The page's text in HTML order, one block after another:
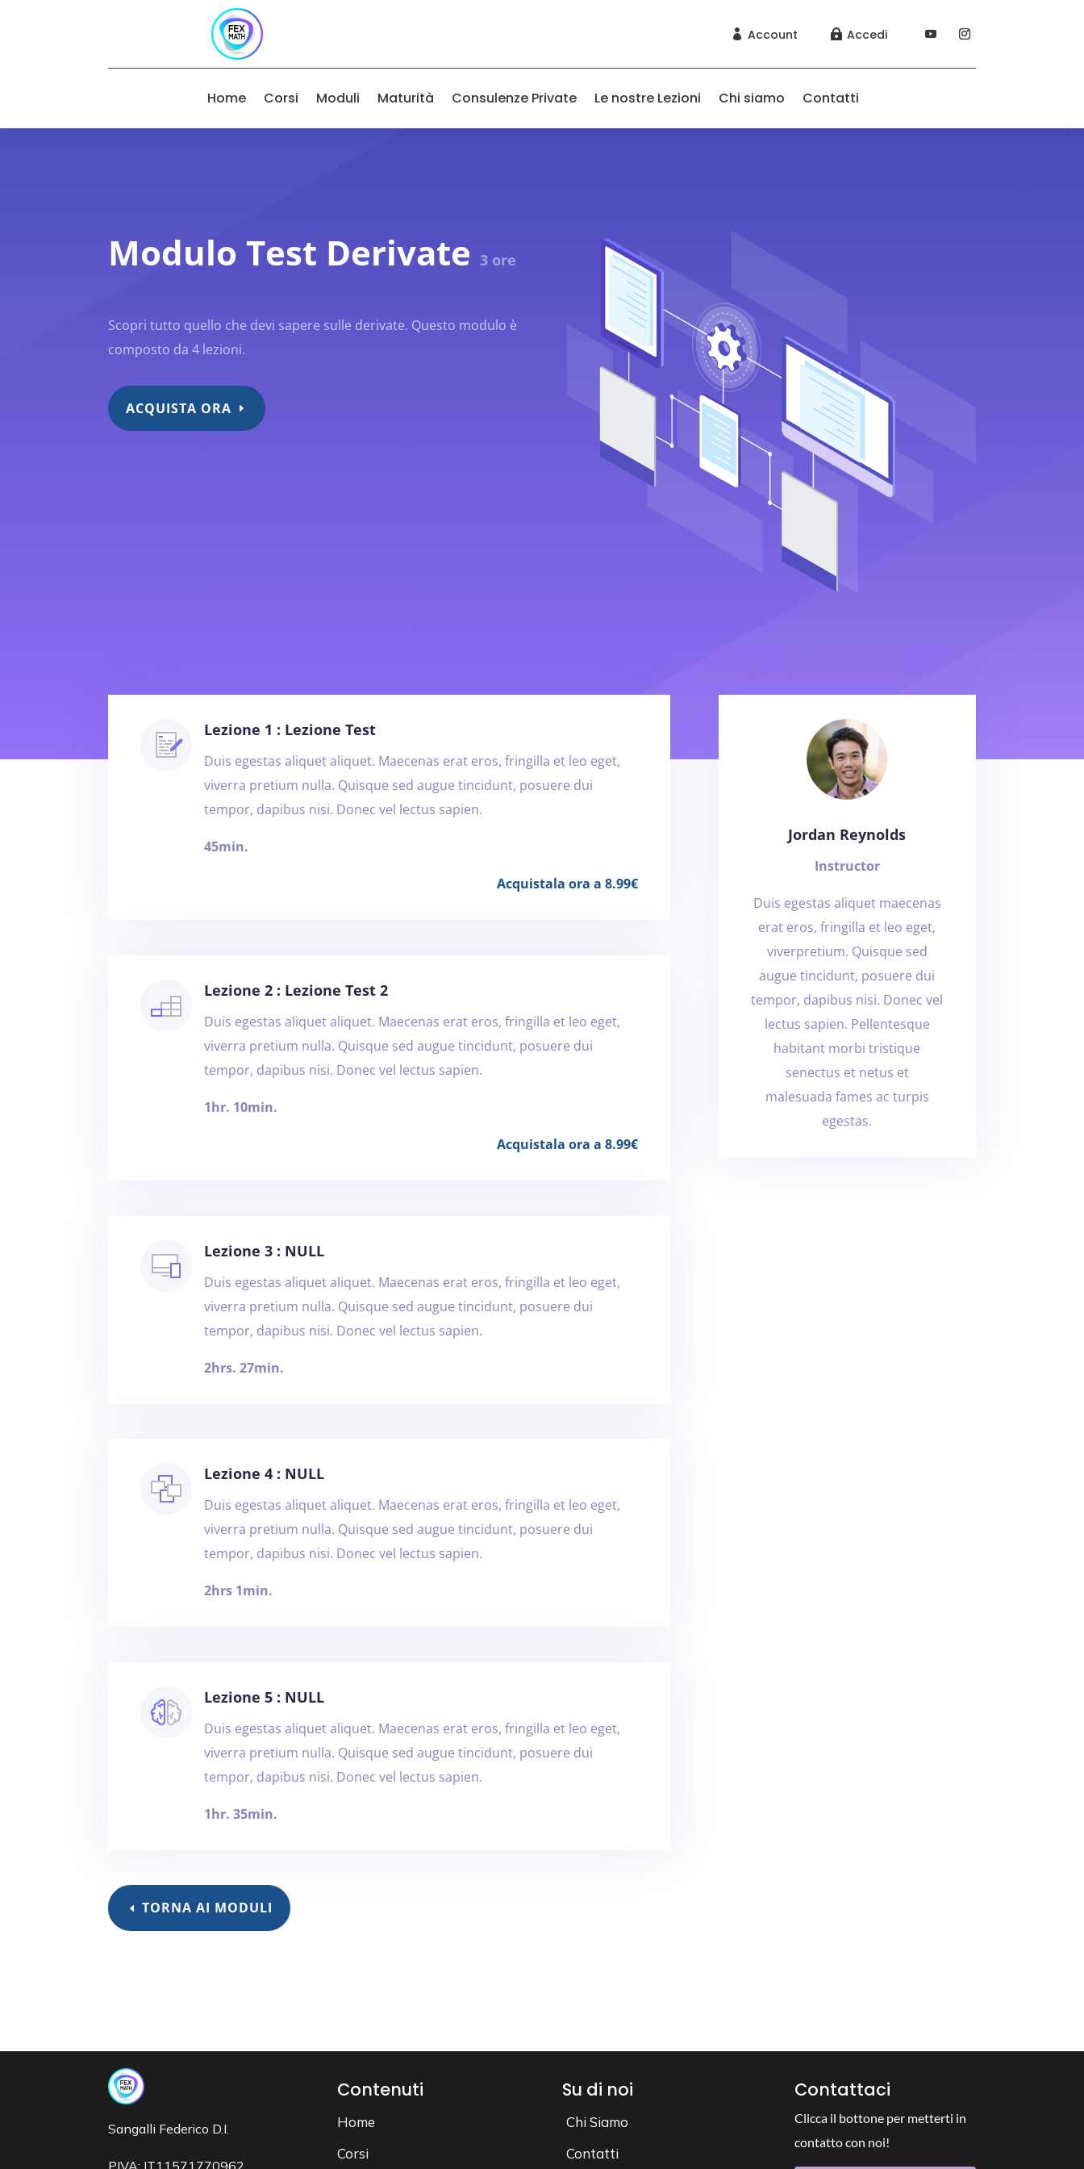
 Account  Accedi
Home Corsi Moduli Maturità Consulenze Private Le nostre Lezioni Chi siamo Contatti
Modulo Test Derivate3 ore
Scopri tutto quello che devi sapere sulle derivate. Questo modulo è
composto da 4 lezioni.
ACQUISTA ORA
Lezione 1 : Lezione Test
Duis egestas aliquet aliquet. Maecenas erat eros, fringilla et leo eget,
viverra pretium nulla. Quisque sed augue tincidunt, posuere dui
tempor, dapibus nisi. Donec vel lectus sapien.
45min.
Acquistala ora a 8.99€
Lezione 2 : Lezione Test 2
Duis egestas aliquet aliquet. Maecenas erat eros, fringilla et leo eget,
viverra pretium nulla. Quisque sed augue tincidunt, posuere dui
tempor, dapibus nisi. Donec vel lectus sapien.
1hr. 10min.
Acquistala ora a 8.99€
Lezione 3 : NULL
Duis egestas aliquet aliquet. Maecenas erat eros, fringilla et leo eget,
viverra pretium nulla. Quisque sed augue tincidunt, posuere dui
tempor, dapibus nisi. Donec vel lectus sapien.
2hrs. 27min.
Lezione 4 : NULL
Duis egestas aliquet aliquet. Maecenas erat eros, fringilla et leo eget,
viverra pretium nulla. Quisque sed augue tincidunt, posuere dui
tempor, dapibus nisi. Donec vel lectus sapien.
2hrs 1min.
Lezione 5 : NULL
Duis egestas aliquet aliquet. Maecenas erat eros, fringilla et leo eget,
viverra pretium nulla. Quisque sed augue tincidunt, posuere dui
tempor, dapibus nisi. Donec vel lectus sapien.
1hr. 35min.
TORNA AI MODULI
Jordan Reynolds
Instructor
Duis egestas aliquet maecenas
erat eros, fringilla et leo eget,
viverpretium. Quisque sed
augue tincidunt, posuere dui
tempor, dapibus nisi. Donec vel
lectus sapien. Pellentesque
habitant morbi tristique
senectus et netus et
malesuada fames ac turpis
egestas.
Sangalli Federico D.I.
Contenuti
Home
Corsi
Su di noi
Chi Siamo
Contatti
Contattaci
Clicca il bottone per metterti in
contatto con noi!